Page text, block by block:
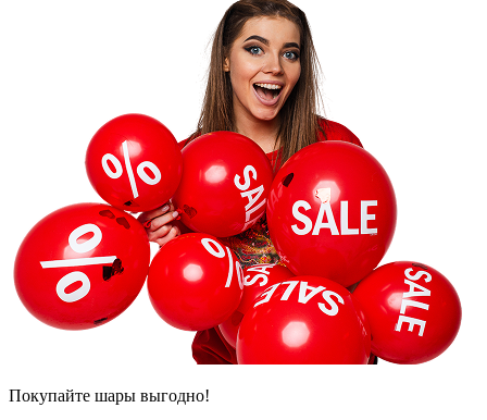
Покупайте шары выгодно!